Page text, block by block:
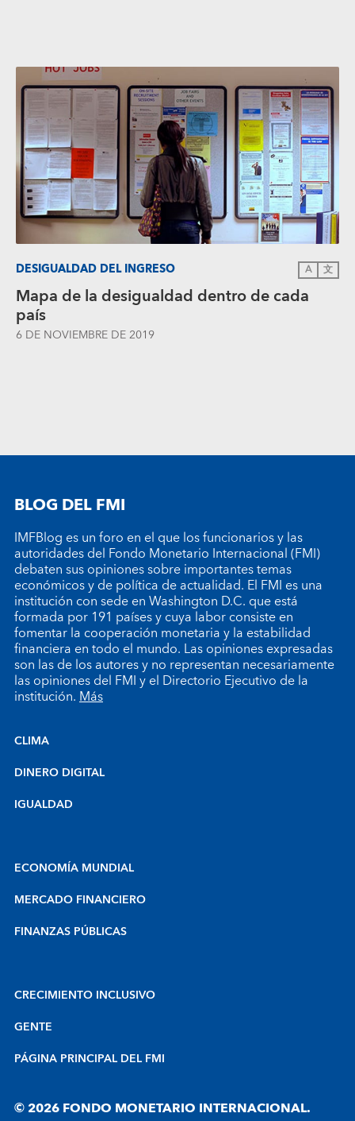
DESIGUALDAD DEL INGRESO A 文
Mapa de la desigualdad dentro de cada
país
6 DE NOVIEMBRE DE 2019
BLOG DEL FMI
IMFBlog es un foro en el que los funcionarios y las
autoridades del Fondo Monetario Internacional (FMI)
debaten sus opiniones sobre importantes temas
económicos y de política de actualidad. El FMI es una
institución con sede en Washington D.C. que está
formada por 191 países y cuya labor consiste en
fomentar la cooperación monetaria y la estabilidad
financiera en todo el mundo. Las opiniones expresadas
son las de los autores y no representan necesariamente
las opiniones del FMI y el Directorio Ejecutivo de la
institución.Más
CLIMA
DINERO DIGITAL
IGUALDAD
ECONOMÍA MUNDIAL
MERCADO FINANCIERO
FINANZAS PÚBLICAS
CRECIMIENTO INCLUSIVO
GENTE
PÁGINA PRINCIPAL DEL FMI
© 2026 FONDO MONETARIO INTERNACIONAL.